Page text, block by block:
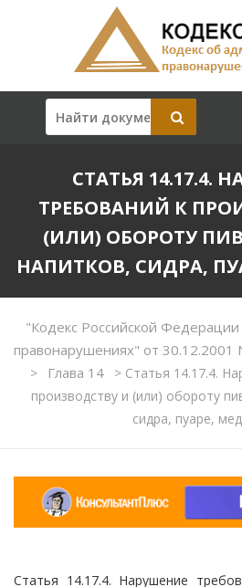
СТАТЬЯ 14.17.4.
ТРЕБОВАНИЙ К
(ИЛИ) ОБОРОТУ
НАПИТКОВ, СИДРА,
"Кодекс Российской
правонарушениях" от 30.12.2001
> Глава 14 >Статья 14.17.4.
производству и (или) обороту
сидра, пуаре,
Статья 14.17.4. Нарушение